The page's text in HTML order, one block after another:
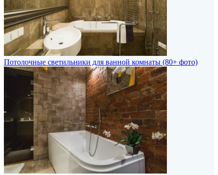
Потолочные светильники для ванной комнаты (80+ фото)